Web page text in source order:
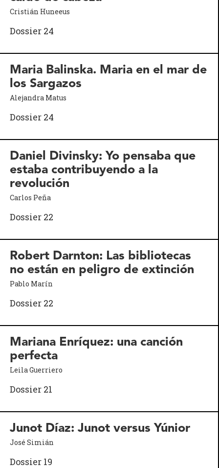
Cristián Huneeus
Dossier 24
Maria Balinska. Maria en el mar de
los Sargazos
Alejandra Matus
Dossier 24
Daniel Divinsky: Yo pensaba que
estaba contribuyendo a la
revolución
Carlos Peña
Dossier 22
Robert Darnton: Las bibliotecas
no están en peligro de extinción
Pablo Marín
Dossier 22
Mariana Enríquez: una canción
perfecta
Leila Guerriero
Dossier 21
Junot Díaz: Junot versus Yúnior
José Simián
Dossier 19